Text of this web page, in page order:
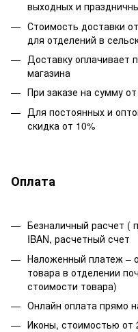
выходных и
Стоимость доставки
для отделений в
Доставку оплачивает
магазина
При заказе на сумму
Для постоянных и
скидка от 10%
Оплата
Безналичный расчет (
IBAN, расчетный счет
Наложенный платеж –
товара в отделении
стоимости товара)
Онлайн оплата прямо
Иконы, стоимостью от